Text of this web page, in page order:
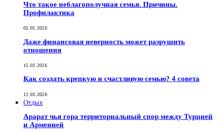
Что такое неблагополучная семья. Причины.
Профилактика
02.05.2026
Даже финансовая неверность может разрушить
отношения
15.03.2026
Как создать крепкую и счастливую семью? 4 совета
12.03.2026
Отдых
Арарат чья гора территориальный спор между Турцией
и Арменией